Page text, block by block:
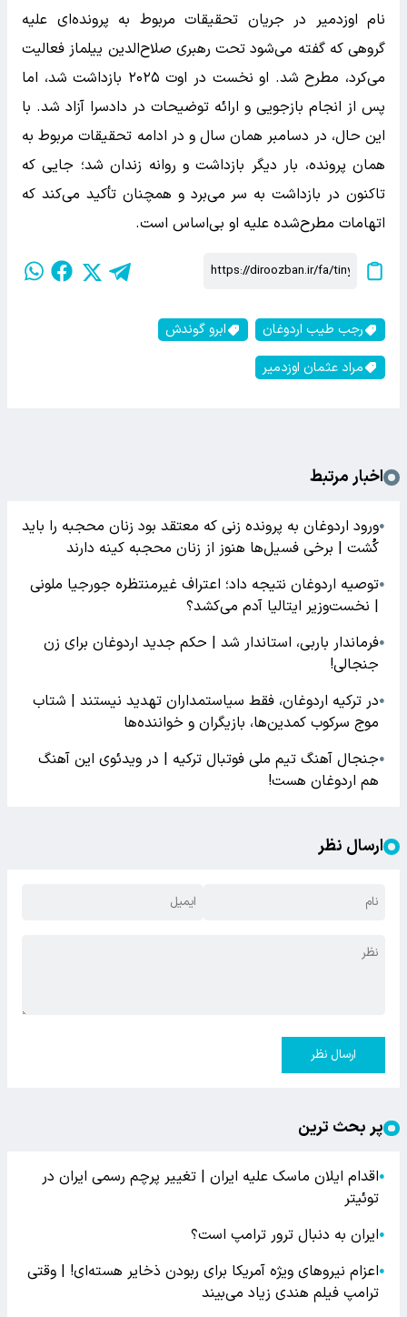
نام اوزدمیر در جریان تحقیقات مربوط به پرونده‌ای علیه
گروهی که گفته می‌شود تحت رهبری صلاح‌الدین ییلماز فعالیت
می‌کرد، مطرح شد. او نخست در اوت ۲۰۲۵ بازداشت شد، اما
پس از انجام بازجویی و ارائه توضیحات در دادسرا آزاد شد. با
این حال، در دسامبر همان سال و در ادامه تحقیقات مربوط به
همان پرونده، بار دیگر بازداشت و روانه زندان شد؛ جایی که
تاکنون در بازداشت به سر می‌برد و همچنان تأکید می‌کند که
اتهامات مطرح‌شده علیه او بی‌اساس است.
رجب طیب اردوغان
ابرو گوندش
مراد عثمان اوزدمیر
اخبار مرتبط
●ورود اردوغان به پرونده زنی که معتقد بود زنان محجبه را باید
کُشت | برخی فسیل‌ها هنوز از زنان محجبه کینه دارند
●توصیه اردوغان نتیجه داد؛ اعتراف غیرمنتظره جورجیا ملونی
| نخست‌وزیر ایتالیا آدم می‌کشد؟
●فرماندار باربی، استاندار شد | حکم جدید اردوغان برای زن
جنجالی!
●در ترکیه اردوغان، فقط سیاستمداران تهدید نیستند | شتاب
موج سرکوب کمدین‌ها، بازیگران و خواننده‌ها
●جنجال آهنگ تیم ملی فوتبال ترکیه | در ویدئوی این آهنگ
هم اردوغان هست!‌
ارسال نظر
ارسال نظر
پر بحث ترین
●اقدام ایلان ماسک علیه ایران | تغییر پرچم رسمی ایران در
توئیتر
●ایران به دنبال ترور ترامپ است؟
●اعزام نیروهای ویژه آمریکا برای ربودن ذخایر هسته‌ای! | وقتی
ترامپ فیلم هندی زیاد می‌بیند